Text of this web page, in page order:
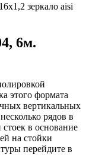
зеркало aisi
6м.
этого формата
вертикальных
рядов в
в основание
на стойки
перейдите в